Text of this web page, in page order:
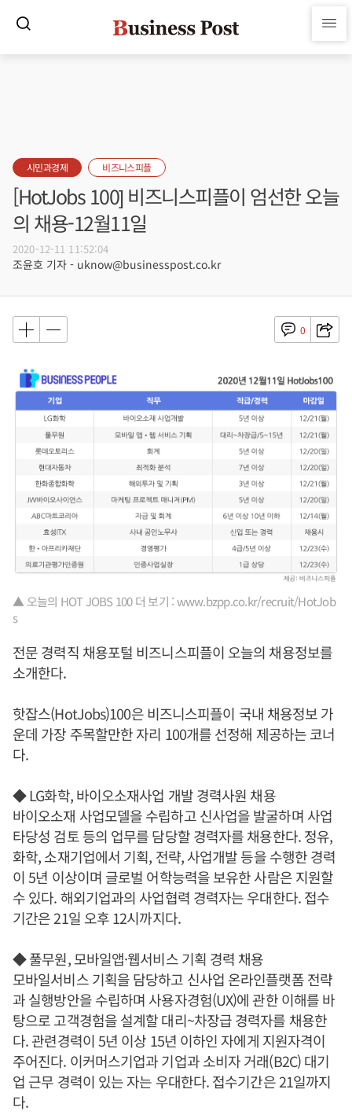
시민과경제 비즈니스피플
[HotJobs 100] 비즈니스피플이 엄선한 오늘
의 채용-12월11일
2020-12-11 11:52:04
조윤호 기자 - uknow@businesspost.co.kr
0
▲ 오늘의 HOT JOBS 100 더 보기 : www.bzpp.co.kr/recruit/HotJob
s
전문 경력직 채용포털 비즈니스피플이 오늘의 채용정보를
소개한다.
핫잡스(HotJobs)100은 비즈니스피플이 국내 채용정보 가
운데 가장 주목할만한 자리 100개를 선정해 제공하는 코너
다.
◆ LG화학, 바이오소재사업 개발 경력사원 채용
바이오소재 사업모델을 수립하고 신사업을 발굴하며 사업
타당성 검토 등의 업무를 담당할 경력자를 채용한다. 정유,
화학, 소재기업에서 기획, 전략, 사업개발 등을 수행한 경력
이 5년 이상이며 글로벌 어학능력을 보유한 사람은 지원할
수 있다. 해외기업과의 사업협력 경력자는 우대한다. 접수
기간은 21일 오후 12시까지다.
◆ 풀무원, 모바일앱·웹서비스 기획 경력 채용
모바일서비스 기획을 담당하고 신사업 온라인플랫폼 전략
과 실행방안을 수립하며 사용자경험(UX)에 관한 이해를 바
탕으로 고객경험을 설계할 대리~차장급 경력자를 채용한
다. 관련경력이 5년 이상 15년 이하인 자에게 지원자격이
주어진다. 이커머스기업과 기업과 소비자 거래(B2C) 대기
업 근무 경력이 있는 자는 우대한다. 접수기간은 21일까지
다.